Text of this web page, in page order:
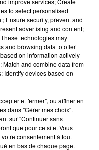
direct’
Découvrez les
dindes, pintades
et chaponsde
l’Association des
éleveurs de
(62)!
improve services; Create
to select personalised
Ensure security, prevent and
advertising and content;
technologies may
and browsing data to offer
on information actively
and combine data from
Identify devices based on
et fermer", ou affiner en
dans "Gérer mes choix".
sur "Continuer sans
que pour ce site. Vous
consentement à tout
en bas de chaque page.